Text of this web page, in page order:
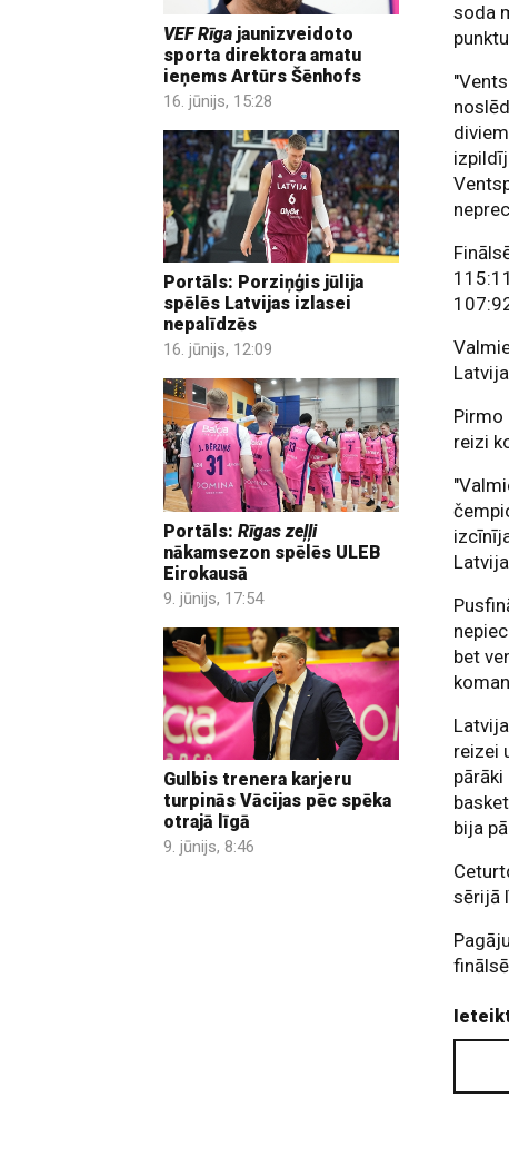
VEF Rīga jaunizveidoto
sporta direktora amatu
ieņems Artūrs Šēnhofs
16. jūnijs, 15:28
Portāls: Porziņģis jūlija
spēlēs Latvijas izlasei
nepalīdzēs
16. jūnijs, 12:09
Portāls: Rīgas zeļļi
nākamsezon spēlēs ULEB
Eirokausā
9. jūnijs, 17:54
Gulbis trenera karjeru
turpinās Vācijas pēc spēka
otrajā līgā
9. jūnijs, 8:46
soda
Pirmo
reizi
bet
reizei
bija
sērijā